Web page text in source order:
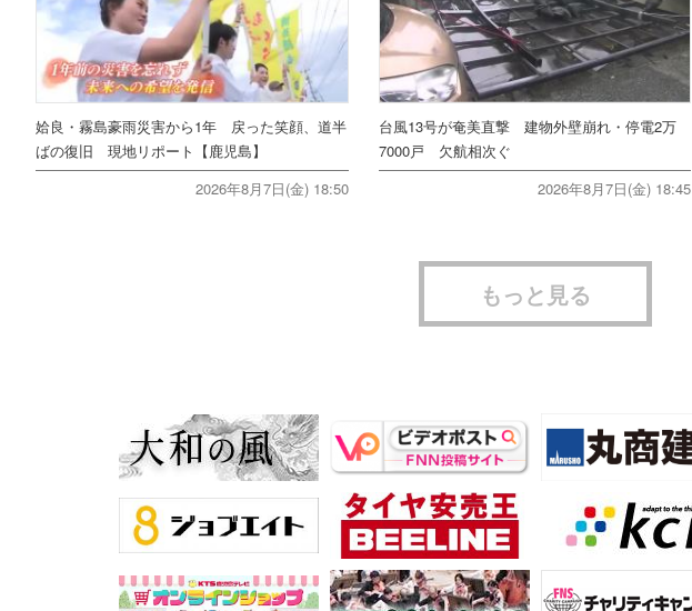
姶良・霧島豪雨災害から1年 戻った笑顔、道半
ばの復旧 現地リポート【鹿児島】
2026年8月7日(金) 18:50
台風13号が奄美直撃 建物外壁崩れ・停電2万
7000戸 欠航相次ぐ
2026年8月7日(金) 18:45
もっと見る